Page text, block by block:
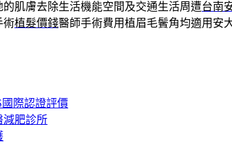
肌膚去除生活機能空間及交通生活周遭台南
術植髮價錢醫師手術費用植眉毛鬢角均適用安
際認證評價
減肥診所